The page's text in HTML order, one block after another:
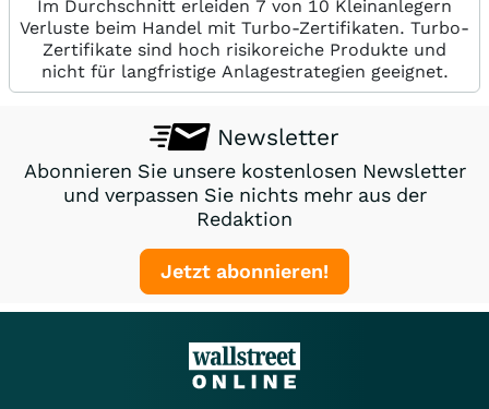
Im Durchschnitt erleiden 7 von 10 Kleinanlegern
Verluste beim Handel mit Turbo-Zertifikaten. Turbo-
Zertifikate sind hoch risikoreiche Produkte und
nicht für langfristige Anlagestrategien geeignet.
Newsletter
Abonnieren Sie unsere kostenlosen Newsletter
und verpassen Sie nichts mehr aus der
Redaktion
Jetzt abonnieren!